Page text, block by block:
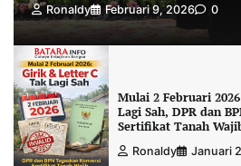
Ronaldy Februari 9, 2026 0
Mulai 2 Februari
Lagi Sah, DPR dan
Sertifikat Tanah
Ronaldy Januari